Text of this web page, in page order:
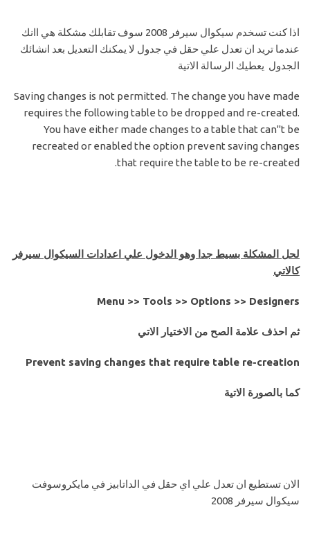
اذا كنت تسخدم سيكوال سيرفر 2008 سوف تقابلك مشكلة هي اانك
عندما تريد ان تعدل علي حقل في جدول لا يمكنك التعديل بعد انشائك
الجدول يعطيك الرسالة الاتية
Saving changes is not permitted. The change you have made
requires the following table to be dropped and re-created.
You have either made changes to a table that can''t be
recreated or enabled the option prevent saving changes
that require the table to be re-created.
لحل المشكلة بسيط جدا وهو الدخول علي اعدادات السيكوال سيرفر
كالاتي
Menu >> Tools >> Options >> Designers
ثم احذف علامة الصح من الاختيار الاتي
Prevent saving changes that require table re-creation
كما بالصورة الاتية
الان تستطيع ان تعدل علي اي حقل في الداتابيز في مايكروسوفت
سيكوال سيرفر 2008